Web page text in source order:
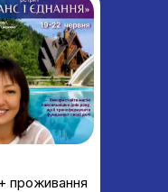
проживання